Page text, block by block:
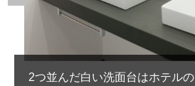
2つ並んだ白い洗面台はホテルの